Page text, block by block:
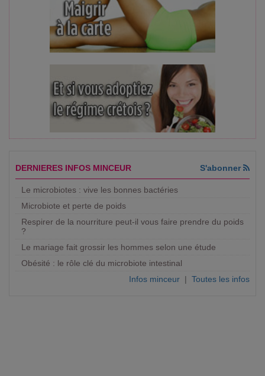
DERNIERES INFOS MINCEUR S'abonner
Le microbiotes : vive les bonnes bactéries
Microbiote et perte de poids
Respirer de la nourriture peut-il vous faire prendre du poids
?
Le mariage fait grossir les hommes selon une étude
Obésité : le rôle clé du microbiote intestinal
Infos minceur | Toutes les infos